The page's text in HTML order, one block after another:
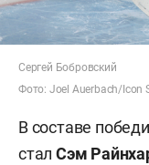
Сергей Бобровский
Фото: Joel Auerbach/Icon
В составе
стал Сэм